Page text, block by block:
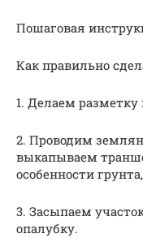
Пошаговая
Как правильно
1. Делаем
2. Проводим
выкапываем
особенности
3. Засыпаем
опалубку.